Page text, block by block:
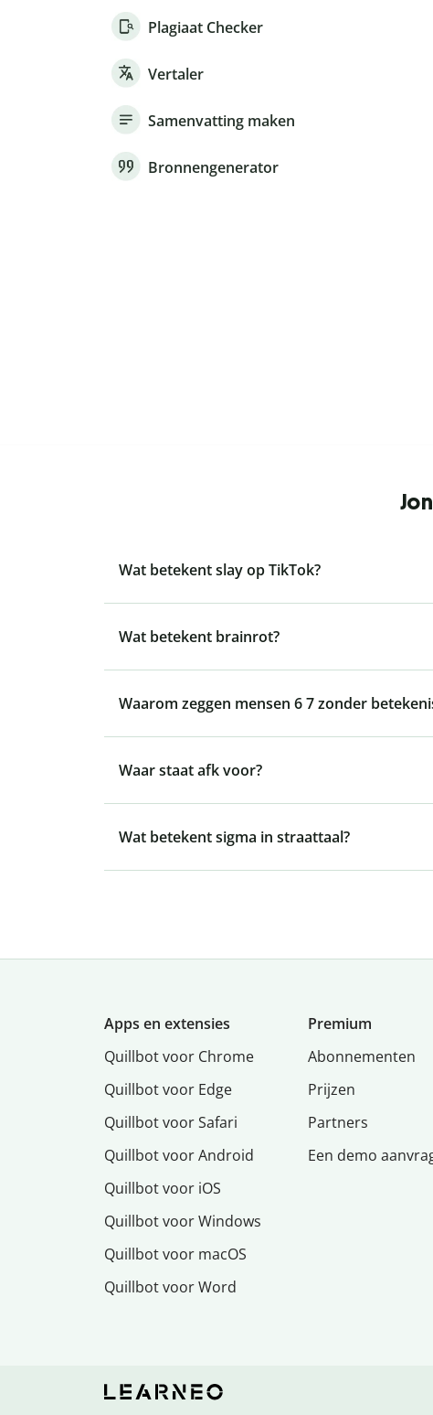
Plagiaat Checker
Vertaler
Samenvatting maken
Bronnengenerator
Wat betekent slay op TikTok?
Wat betekent brainrot?
Waarom zeggen mensen 6 7 zonder
Waar staat afk voor?
Wat betekent sigma in straattaal?
Apps en extensies
Quillbot voor Chrome
Quillbot voor Edge
Quillbot voor Safari
Quillbot voor Android
Quillbot voor iOS
Quillbot voor Windows
Quillbot voor macOS
Quillbot voor Word
Premium
Abonnementen
Prijzen
Partners
Een demo